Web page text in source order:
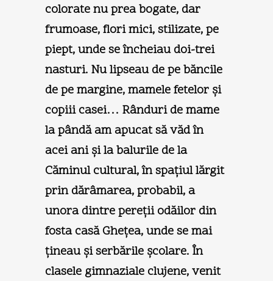
colorate nu prea bogate, dar
frumoase, flori mici, stilizate, pe
piept, unde se încheiau doi-trei
nasturi. Nu lipseau de pe băncile
de pe margine, mamele fetelor şi
copiii casei… Rânduri de mame
la pândă am apucat să văd în
acei ani şi la balurile de la
Căminul cultural, în spaţiul lărgit
prin dărâmarea, probabil, a
unora dintre pereţii odăilor din
fosta casă Gheţea, unde se mai
ţineau şi serbările şcolare. În
clasele gimnaziale clujene, venit